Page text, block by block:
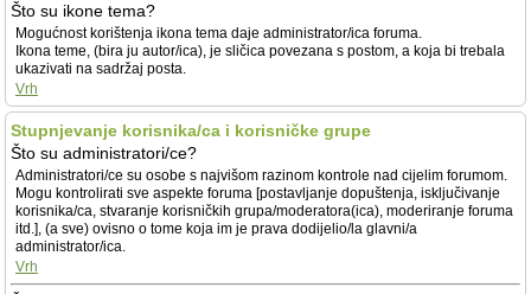
Što su ikone tema?
Mogućnost korištenja ikona tema daje administrator/ica foruma.
Ikona teme, (bira ju autor/ica), je sličica povezana s postom, a koja bi trebala
ukazivati na sadržaj posta.
Vrh
Stupnjevanje korisnika/ca i korisničke grupe
Što su administratori/ce?
Administratori/ce su osobe s najvišom razinom kontrole nad cijelim forumom.
Mogu kontrolirati sve aspekte foruma [postavljanje dopuštenja, isključivanje
korisnika/ca, stvaranje korisničkih grupa/moderatora(ica), moderiranje foruma
itd.], (a sve) ovisno o tome koja im je prava dodijelio/la glavni/a
administrator/ica.
Vrh